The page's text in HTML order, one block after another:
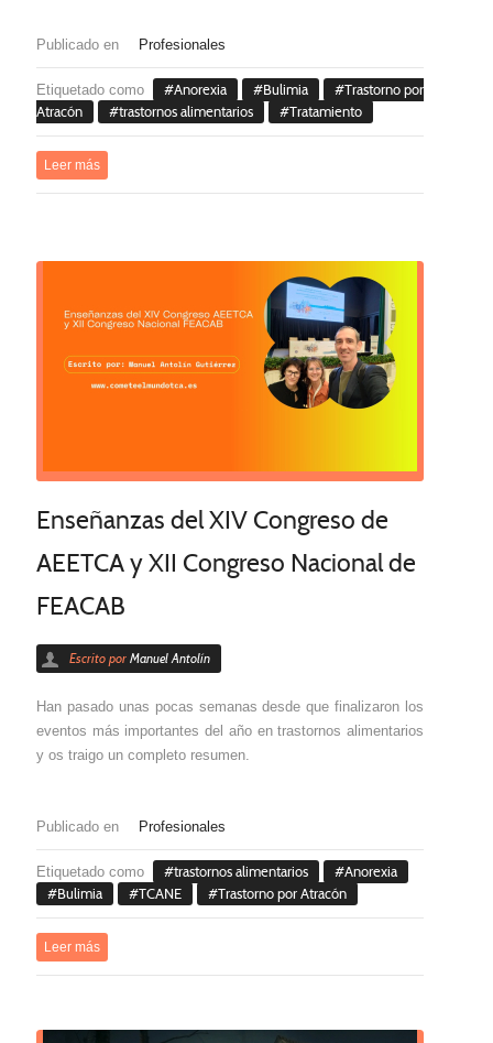
Publicado en Profesionales
Etiquetado como Anorexia Bulimia
Trastorno por
Atracón
trastornos alimentarios Tratamiento
Leer más
Enseñanzas del XIV Congreso de
AEETCA y XII Congreso Nacional de
FEACAB
Escrito por Manuel Antolín
Han pasado unas pocas semanas desde que finalizaron los
eventos más importantes del año en trastornos alimentarios
y os traigo un completo resumen.
Publicado en Profesionales
Etiquetado como trastornos alimentarios
Anorexia
Bulimia
TCANE Trastorno por Atracón
Leer más